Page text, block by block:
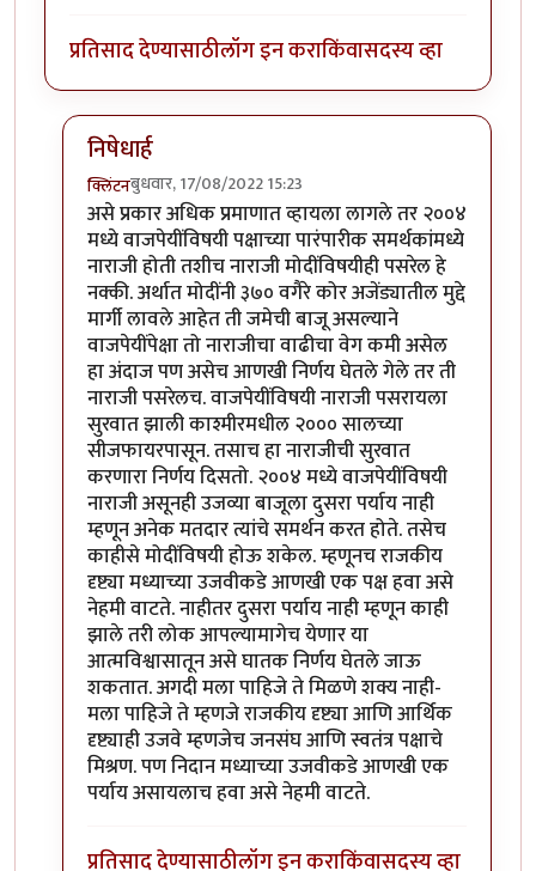
प्रतिसाद देण्यासाठीलॉग इन कराकिंवासदस्य व्हा
निषेधार्ह
क्लिंटनबुधवार, 17/08/2022 15:23
In reply toकेंद्रीय मंत्री हरदीप सिंग पुरी म्हणतातby
असे प्रकार अधिक प्रमाणात व्हायला लागले तर २००४
मध्ये वाजपेयींविषयी पक्षाच्या पारंपारीक समर्थकांमध्ये
नाराजी होती तशीच नाराजी मोदींविषयीही पसरेल हे
नक्की. अर्थात मोदींनी ३७० वगैरे कोर अजेंड्यातील मुद्दे
मार्गी लावले आहेत ती जमेची बाजू असल्याने
वाजपेयींपेक्षा तो नाराजीचा वाढीचा वेग कमी असेल
हा अंदाज पण असेच आणखी निर्णय घेतले गेले तर ती
नाराजी पसरेलच. वाजपेयींविषयी नाराजी पसरायला
सुरवात झाली काश्मीरमधील २००० सालच्या
सीजफायरपासून. तसाच हा नाराजीची सुरवात
करणारा निर्णय दिसतो. २००४ मध्ये वाजपेयींविषयी
नाराजी असूनही उजव्या बाजूला दुसरा पर्याय नाही
म्हणून अनेक मतदार त्यांचे समर्थन करत होते. तसेच
काहीसे मोदींविषयी होऊ शकेल. म्हणूनच राजकीय
दृष्ट्या मध्याच्या उजवीकडे आणखी एक पक्ष हवा असे
नेहमी वाटते. नाहीतर दुसरा पर्याय नाही म्हणून काही
झाले तरी लोक आपल्यामागेच येणार या
आत्मविश्वासातून असे घातक निर्णय घेतले जाऊ
शकतात. अगदी मला पाहिजे ते मिळणे शक्य नाही-
मला पाहिजे ते म्हणजे राजकीय दृष्ट्या आणि आर्थिक
दृष्ट्याही उजवे म्हणजेच जनसंघ आणि स्वतंत्र पक्षाचे
मिश्रण. पण निदान मध्याच्या उजवीकडे आणखी एक
पर्याय असायलाच हवा असे नेहमी वाटते.
प्रतिसाद देण्यासाठीलॉग इन कराकिंवासदस्य व्हा